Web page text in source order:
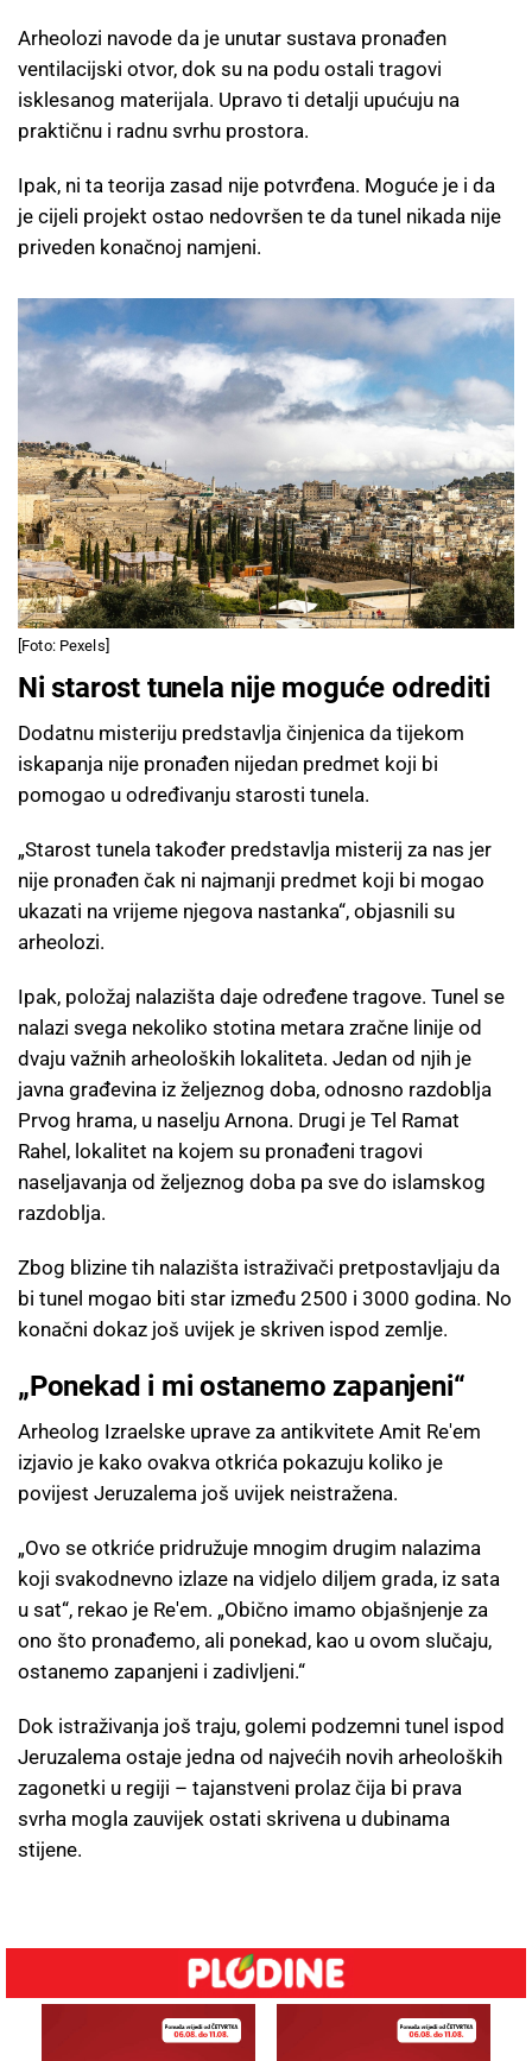
Arheolozi navode da je unutar sustava pronađen
ventilacijski otvor, dok su na podu ostali tragovi
isklesanog materijala. Upravo ti detalji upućuju na
praktičnu i radnu svrhu prostora.
Ipak, ni ta teorija zasad nije potvrđena. Moguće je i da
je cijeli projekt ostao nedovršen te da tunel nikada nije
priveden konačnoj namjeni.
[Foto: Pexels]
Ni starost tunela nije moguće odrediti
Dodatnu misteriju predstavlja činjenica da tijekom
iskapanja nije pronađen nijedan predmet koji bi
pomogao u određivanju starosti tunela.
„Starost tunela također predstavlja misterij za nas jer
nije pronađen čak ni najmanji predmet koji bi mogao
ukazati na vrijeme njegova nastanka“, objasnili su
arheolozi.
Ipak, položaj nalazišta daje određene tragove. Tunel se
nalazi svega nekoliko stotina metara zračne linije od
dvaju važnih arheoloških lokaliteta. Jedan od njih je
javna građevina iz željeznog doba, odnosno razdoblja
Prvog hrama, u naselju Arnona. Drugi je Tel Ramat
Rahel, lokalitet na kojem su pronađeni tragovi
naseljavanja od željeznog doba pa sve do islamskog
razdoblja.
Zbog blizine tih nalazišta istraživači pretpostavljaju da
bi tunel mogao biti star između 2500 i 3000 godina. No
konačni dokaz još uvijek je skriven ispod zemlje.
„Ponekad i mi ostanemo zapanjeni“
Arheolog Izraelske uprave za antikvitete Amit Re'em
izjavio je kako ovakva otkrića pokazuju koliko je
povijest Jeruzalema još uvijek neistražena.
„Ovo se otkriće pridružuje mnogim drugim nalazima
koji svakodnevno izlaze na vidjelo diljem grada, iz sata
u sat“, rekao je Re'em. „Obično imamo objašnjenje za
ono što pronađemo, ali ponekad, kao u ovom slučaju,
ostanemo zapanjeni i zadivljeni.“
Dok istraživanja još traju, golemi podzemni tunel ispod
Jeruzalema ostaje jedna od najvećih novih arheoloških
zagonetki u regiji – tajanstveni prolaz čija bi prava
svrha mogla zauvijek ostati skrivena u dubinama
stijene.